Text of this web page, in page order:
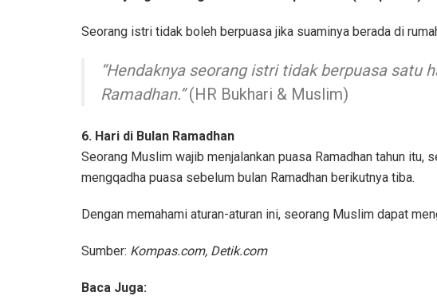
Seorang istri tidak boleh berpuasa jika suaminya berada di
“Hendaknya seorang istri tidak berpuasa satu
Ramadhan.”(HR Bukhari & Muslim)
6. Hari di Bulan Ramadhan
Seorang Muslim wajib menjalankan puasa Ramadhan tahun itu,
mengqadha puasa sebelum bulan Ramadhan berikutnya tiba.
Dengan memahami aturan-aturan ini, seorang Muslim dapat
Sumber: Kompas.com, Detik.com
Baca Juga: